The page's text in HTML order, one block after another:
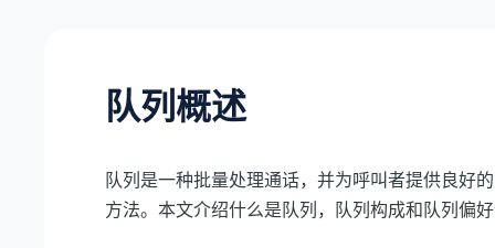
队列概述
队列是一种批量处理通话，并为呼叫者提供良好
方法。本文介绍什么是队列，队列构成和队列偏